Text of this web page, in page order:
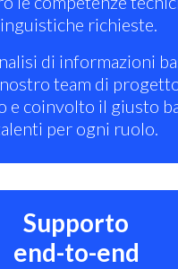
richieste.
di informazioni
team di
e coinvolto il giusto
per ogni ruolo.
Supporto
end-to-end